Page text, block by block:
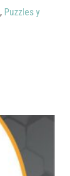
, Puzzles y